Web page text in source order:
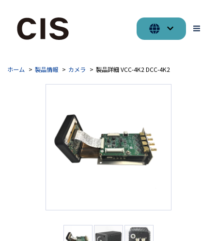
ホーム 製品情報 カメラ 製品詳細 VCC-4K2 DCC-4K2